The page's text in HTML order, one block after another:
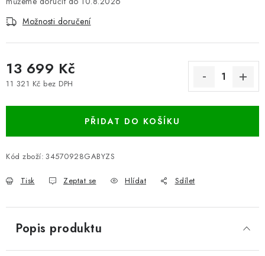
Možnosti doručení
13 699 Kč
11 321 Kč bez DPH
PŘIDAT DO KOŠÍKU
Kód zboží: 34570928GABYZS
Tisk Zeptat se Hlídat Sdílet
Popis produktu